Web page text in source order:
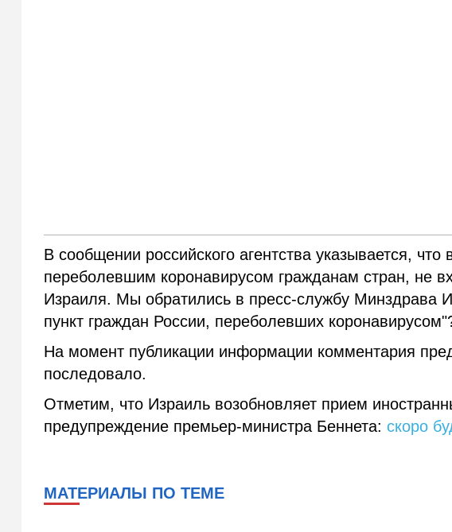
В сообщении российского агентства указывается,
переболевшим коронавирусом гражданам стран, не
Израиля. Мы обратились в пресс-службу Минздрава
пункт граждан России, переболевших
На момент публикации информации комментария
последовало.
Отметим, что Израиль возобновляет прием
предупреждение премьер-министра Беннета:скоро
МАТЕРИАЛЫ ПО ТЕМЕ